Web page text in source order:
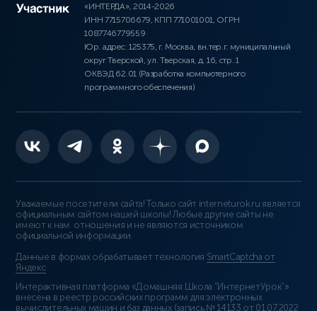
«ИНТЕРДА», 2014-2026
ИНН 7715706679, КПП 771001001, ОГРН
1087746779559
Юр. адрес: 125375, г. Москва, вн.тер.г. муниципальный
округ Тверской, ул. Тверская, д. 16, стр. 1
ОКВЭД 62.01 (Разработка компьютерного
программного обеспечения)
Уважаемые посетители сайта! Только сайт interneturok.ru является
официальным сайтом нашей школы! Любые другие сайты не
имеют к нам отношения и не являются источником
официальной информации.
Данные в формах обрабатывает технология SmartCaptcha от
Яндекс
Интерактивная платформа «Домашняя Школа “ИнтернетУрок”»
внесена в реестр российских программ для электронных
вычислительных машин и баз данных (запись № 14133 от 01.07.2022